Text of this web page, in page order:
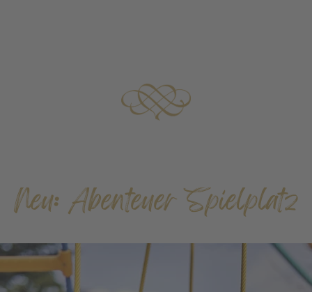
Neu: Abenteuer Spielplatz